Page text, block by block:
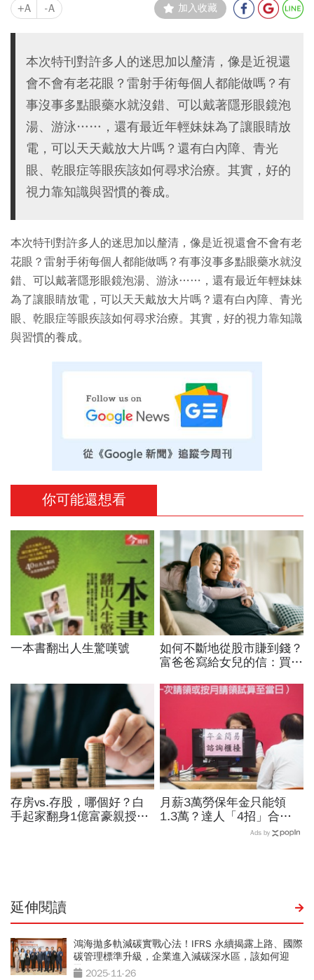
+A -A 加入收藏
本次特刊對許多人的迷思加以釐清，像是近視還
會不會有老花眼？雷射手術每個人都能做嗎？有
事沒事多點眼藥水就沒錯、可以戴著隱形眼鏡泡
湯、游泳……，還有最近年輕妹妹為了讓眼睛放
電，可以天天戴放大片嗎？還有白內障、青光
眼、乾眼症等眼疾該如何尋求治療。其實，好的
視力靠知識與習慣的養成。
本次特刊對許多人的迷思加以釐清，像是近視還會不會有老
花眼？雷射手術每個人都能做嗎？有事沒事多點眼藥水就沒
錯、可以戴著隱形眼鏡泡湯、游泳……，還有最近年輕妹妹
為了讓眼睛放電，可以天天戴放大片嗎？還有白內障、青光
眼、乾眼症等眼疾該如何尋求治療。其實，好的視力靠知識
與習慣的養成。
你可能還想看
一本書翻出人生驚嘆號
如何不斷地從股市賺到錢？
富爸爸寫給女兒的信：買股
存房vs.存股，哪個好？白
手起家翻身1億富豪親授：
月薪3萬勞保年金只能領
1.3萬？達人「4招」合法
調高勞保投保薪資：不求老
Ads by
延伸閱讀
鴻海拋多軌減碳實戰心法！IFRS 永續揭露上路、國際
碳管理標準升級，企業進入減碳深水區，該如何迎
戰？2025-11-26